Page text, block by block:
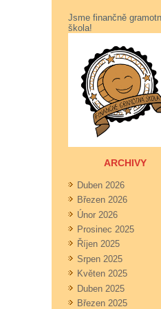
Jsme finančně
škola!
ARCHIVY
Duben 2026
Březen 2026
Únor 2026
Prosinec 2025
Říjen 2025
Srpen 2025
Květen 2025
Duben 2025
Březen 2025